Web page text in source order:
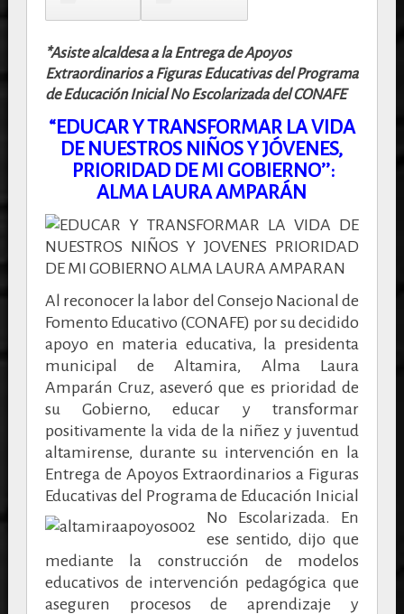
*Asiste alcaldesa a la Entrega de Apoyos
Extraordinarios a Figuras Educativas del Programa
de Educación Inicial No Escolarizada del CONAFE
“EDUCAR Y TRANSFORMAR LA VIDA
DE NUESTROS NIÑOS Y JÓVENES,
PRIORIDAD DE MI GOBIERNO’’:
ALMA LAURA AMPARÁN
Al reconocer la labor del Consejo Nacional de
Fomento Educativo (CONAFE) por su decidido
apoyo en materia educativa, la presidenta
municipal de Altamira, Alma Laura
Amparán Cruz, aseveró que es prioridad de
su Gobierno, educar y transformar
positivamente la vida de la niñez y juventud
altamirense, durante su intervención en la
Entrega de Apoyos Extraordinarios a Figuras
Educativas del Programa de Educación Inicial
No Escolarizada. En
ese sentido, dijo que
mediante la construcción de modelos
educativos de intervención pedagógica que
aseguren procesos de aprendizaje y